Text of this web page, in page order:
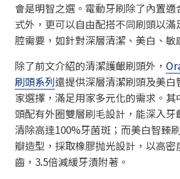
會是明智之選。電動牙刷除了內置
式外，更可以自由配搭不同刷頭以滿
腔需要，如針對深層清潔、美白、敏
除了前文介紹的清潔護齦刷頭外，
刷頭系列還提供深層清潔刷頭及美白
家選擇，滿足用家多元化的需求。其
頭配有外圈雙層刷毛設計，能深入牙
清除高達100%牙菌斑；而美白智臻
瓣造型，採取橡膠抛光設計，以高密
齒，3.5倍減緩牙漬附著。